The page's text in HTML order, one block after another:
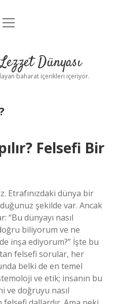
Uyarı
menüyü
Dünyası
baharat içerikleri içeriyor.
Felsefi Bir
Etrafınızdaki dünya bir
şekilde var. Ancak
“Bu dünyayı nasıl
biliyorum ve ne
inşa ediyorum?” İşte bu
felsefi sorular, her
belki de en temel
ve etik; insanın bu
ve doğruyu nasıl